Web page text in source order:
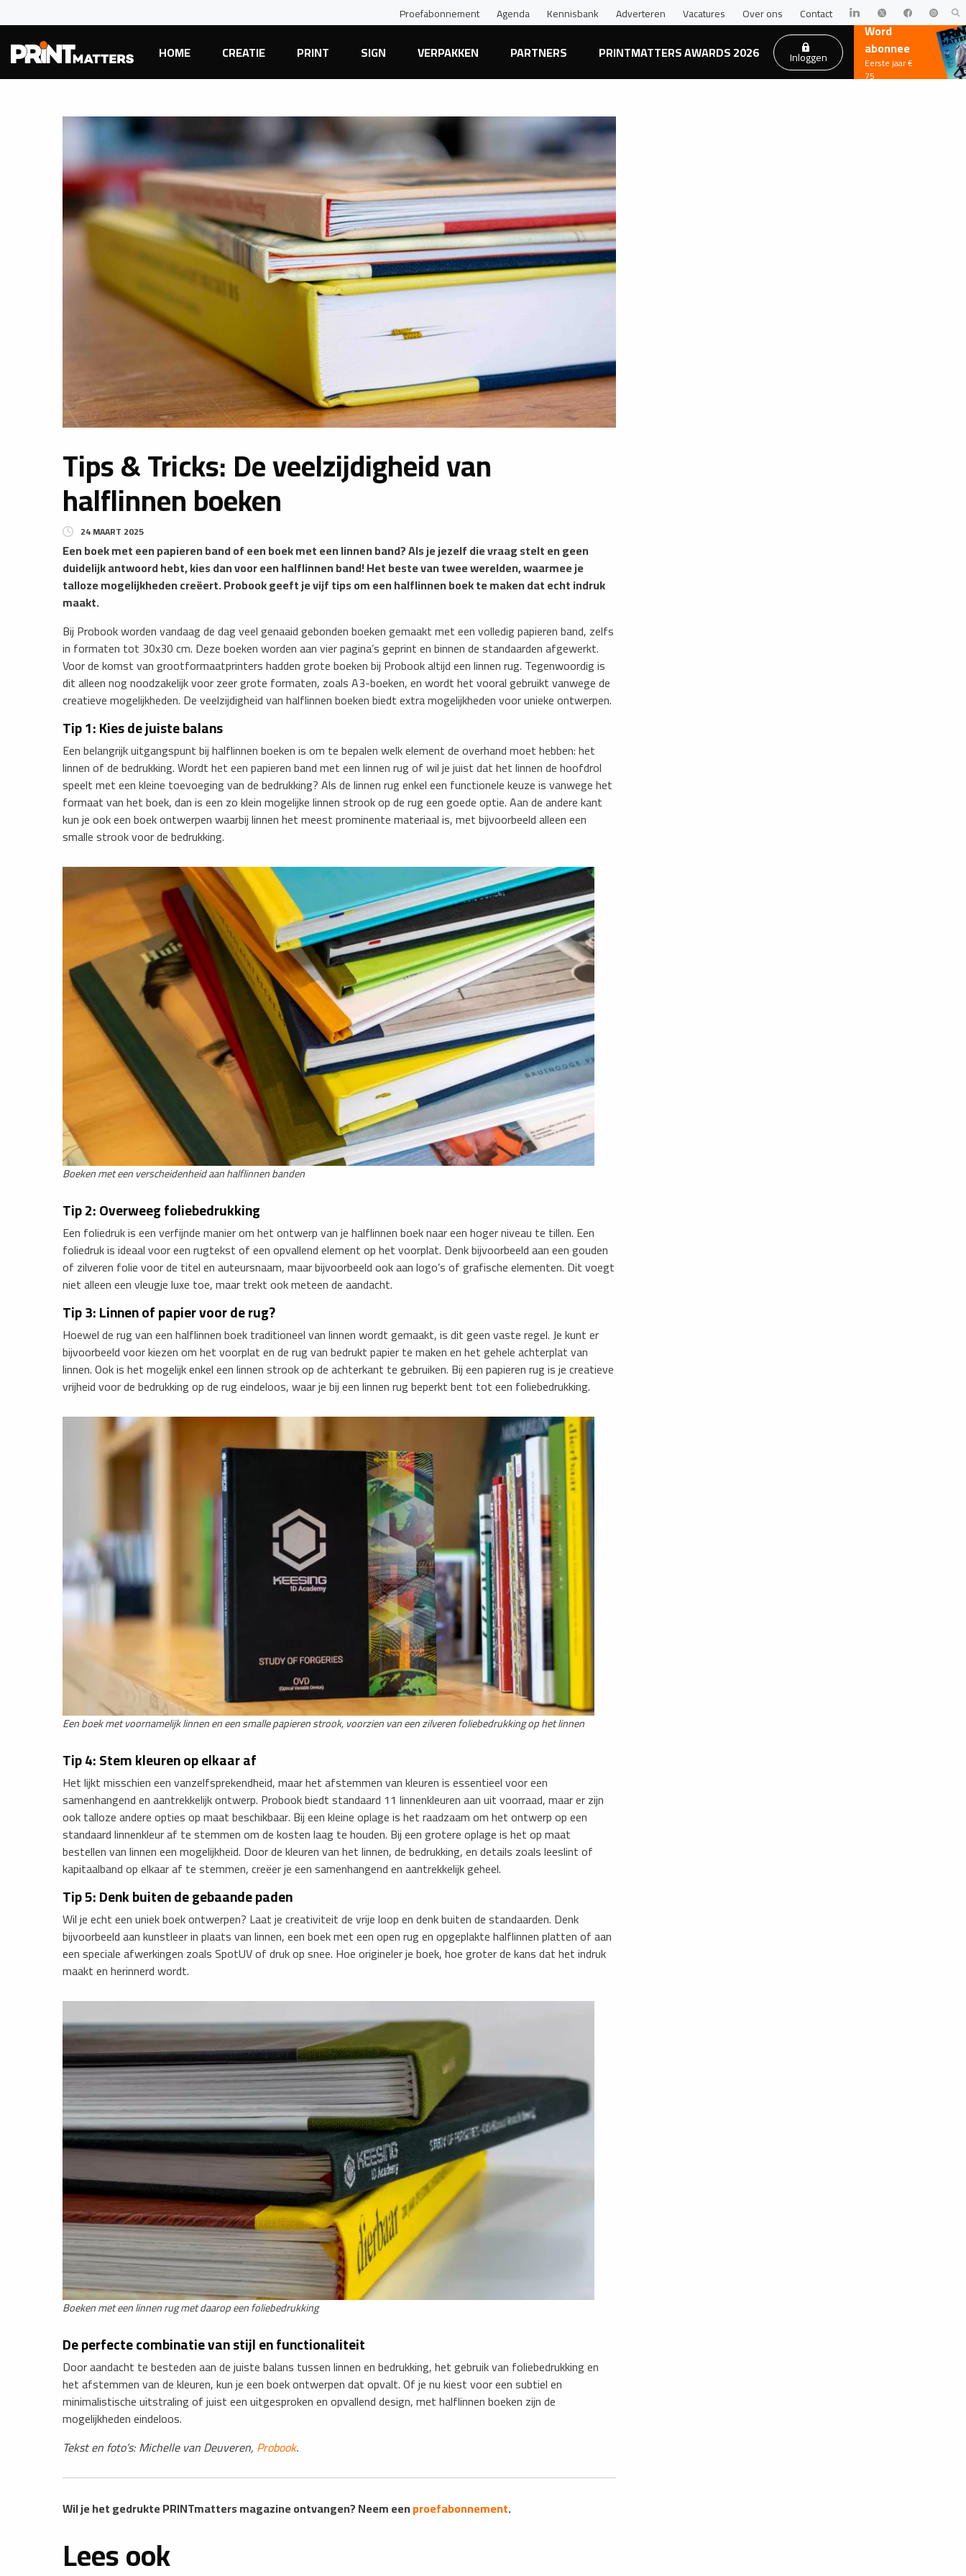
Proefabonnement Agenda Kennisbank Adverteren Vacatures Over ons Contact
HOME CREATIE PRINT SIGN VERPAKKEN PARTNERS PRINTMATTERS AWARDS 2026 Inloggen
Word
abonnee
Eerste jaar €
75
Tips & Tricks: De veelzijdigheid van
halflinnen boeken
24 MAART 2025
Een boek met een papieren band of een boek met een linnen band? Als je jezelf die vraag stelt en geen
duidelijk antwoord hebt, kies dan voor een halflinnen band! Het beste van twee werelden, waarmee je
talloze mogelijkheden creëert. Probook geeft je vijf tips om een halflinnen boek te maken dat echt indruk
maakt.
Bij Probook worden vandaag de dag veel genaaid gebonden boeken gemaakt met een volledig papieren band, zelfs
in formaten tot 30x30 cm. Deze boeken worden aan vier pagina’s geprint en binnen de standaarden afgewerkt.
Voor de komst van grootformaatprinters hadden grote boeken bij Probook altijd een linnen rug. Tegenwoordig is
dit alleen nog noodzakelijk voor zeer grote formaten, zoals A3-boeken, en wordt het vooral gebruikt vanwege de
creatieve mogelijkheden. De veelzijdigheid van halflinnen boeken biedt extra mogelijkheden voor unieke ontwerpen.
Tip 1: Kies de juiste balans
Een belangrijk uitgangspunt bij halflinnen boeken is om te bepalen welk element de overhand moet hebben: het
linnen of de bedrukking. Wordt het een papieren band met een linnen rug of wil je juist dat het linnen de hoofdrol
speelt met een kleine toevoeging van de bedrukking? Als de linnen rug enkel een functionele keuze is vanwege het
formaat van het boek, dan is een zo klein mogelijke linnen strook op de rug een goede optie. Aan de andere kant
kun je ook een boek ontwerpen waarbij linnen het meest prominente materiaal is, met bijvoorbeeld alleen een
smalle strook voor de bedrukking.
Boeken met een verscheidenheid aan halflinnen banden
Tip 2: Overweeg foliebedrukking
Een foliedruk is een verfijnde manier om het ontwerp van je halflinnen boek naar een hoger niveau te tillen. Een
foliedruk is ideaal voor een rugtekst of een opvallend element op het voorplat. Denk bijvoorbeeld aan een gouden
of zilveren folie voor de titel en auteursnaam, maar bijvoorbeeld ook aan logo’s of grafische elementen. Dit voegt
niet alleen een vleugje luxe toe, maar trekt ook meteen de aandacht.
Tip 3: Linnen of papier voor de rug?
Hoewel de rug van een halflinnen boek traditioneel van linnen wordt gemaakt, is dit geen vaste regel. Je kunt er
bijvoorbeeld voor kiezen om het voorplat en de rug van bedrukt papier te maken en het gehele achterplat van
linnen. Ook is het mogelijk enkel een linnen strook op de achterkant te gebruiken. Bij een papieren rug is je creatieve
vrijheid voor de bedrukking op de rug eindeloos, waar je bij een linnen rug beperkt bent tot een foliebedrukking.
Een boek met voornamelijk linnen en een smalle papieren strook, voorzien van een zilveren foliebedrukking op het linnen
Tip 4: Stem kleuren op elkaar af
Het lijkt misschien een vanzelfsprekendheid, maar het afstemmen van kleuren is essentieel voor een
samenhangend en aantrekkelijk ontwerp. Probook biedt standaard 11 linnenkleuren aan uit voorraad, maar er zijn
ook talloze andere opties op maat beschikbaar. Bij een kleine oplage is het raadzaam om het ontwerp op een
standaard linnenkleur af te stemmen om de kosten laag te houden. Bij een grotere oplage is het op maat
bestellen van linnen een mogelijkheid. Door de kleuren van het linnen, de bedrukking, en details zoals leeslint of
kapitaalband op elkaar af te stemmen, creëer je een samenhangend en aantrekkelijk geheel.
Tip 5: Denk buiten de gebaande paden
Wil je echt een uniek boek ontwerpen? Laat je creativiteit de vrije loop en denk buiten de standaarden. Denk
bijvoorbeeld aan kunstleer in plaats van linnen, een boek met een open rug en opgeplakte halflinnen platten of aan
een speciale afwerkingen zoals SpotUV of druk op snee. Hoe origineler je boek, hoe groter de kans dat het indruk
maakt en herinnerd wordt.
Boeken met een linnen rug met daarop een foliebedrukking
De perfecte combinatie van stijl en functionaliteit
Door aandacht te besteden aan de juiste balans tussen linnen en bedrukking, het gebruik van foliebedrukking en
het afstemmen van de kleuren, kun je een boek ontwerpen dat opvalt. Of je nu kiest voor een subtiel en
minimalistische uitstraling of juist een uitgesproken en opvallend design, met halflinnen boeken zijn de
mogelijkheden eindeloos.
Tekst en foto’s: Michelle van Deuveren, Probook.
Wil je het gedrukte PRINTmatters magazine ontvangen? Neem eenproefabonnement.
Lees ook